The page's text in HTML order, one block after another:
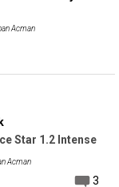
Acman
Star 1.2 Intense
Acman
3